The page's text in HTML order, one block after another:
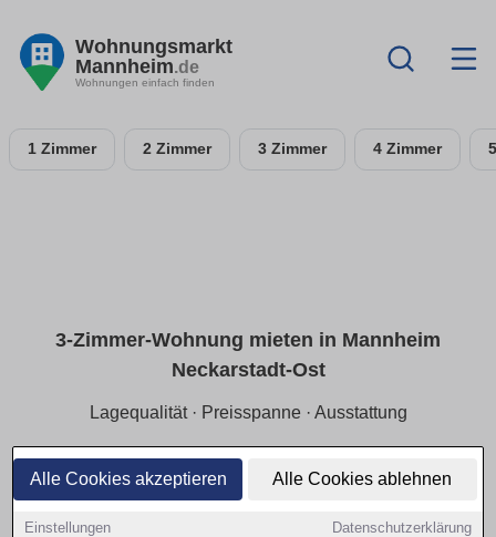
Alle Cookies akzeptieren Alle Cookies ablehnen
Einstellungen Datenschutzerklärung
Wohnungsmarkt
Mannheim.de
Wohnungen einfach finden
1 Zimmer 2 Zimmer 3 Zimmer 4 Zimmer
3-Zimmer-Wohnung mieten in Mannheim
Neckarstadt-Ost
Lagequalität · Preisspanne · Ausstattung
Finde eine 3-Zimmer-Wohnung in Mannheim Neckarstadt-
Ost, perfekt für Familien oder Wohngemeinschaften. Die
Auswahl umfasst ruhige, zentrale und gut angebundene
Lagen mit passendem Budget.